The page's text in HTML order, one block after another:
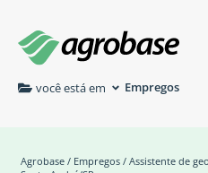
você está em Empregos
Agrobase / Empregos / Assistente de